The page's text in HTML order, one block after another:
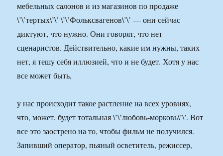
мебельных салонов и из магазинов по продаже
\’\’тертых\’\’ \’\’Фольксвагенов\’\’ — они сейчас
диктуют, что нужно. Они говорят, что нет
сценаристов. Действительно, какие им нужны, таких
нет, я тешу себя иллюзией, что и не будет. Хотя у нас
все может быть,
у нас происходит такое растление на всех уровнях,
что, может, будет тотальная \’\’любовь-морковь\’\’. Вот
все это заострено на то, чтобы фильм не получился.
Запивший оператор, пьяный осветитель, режиссер,